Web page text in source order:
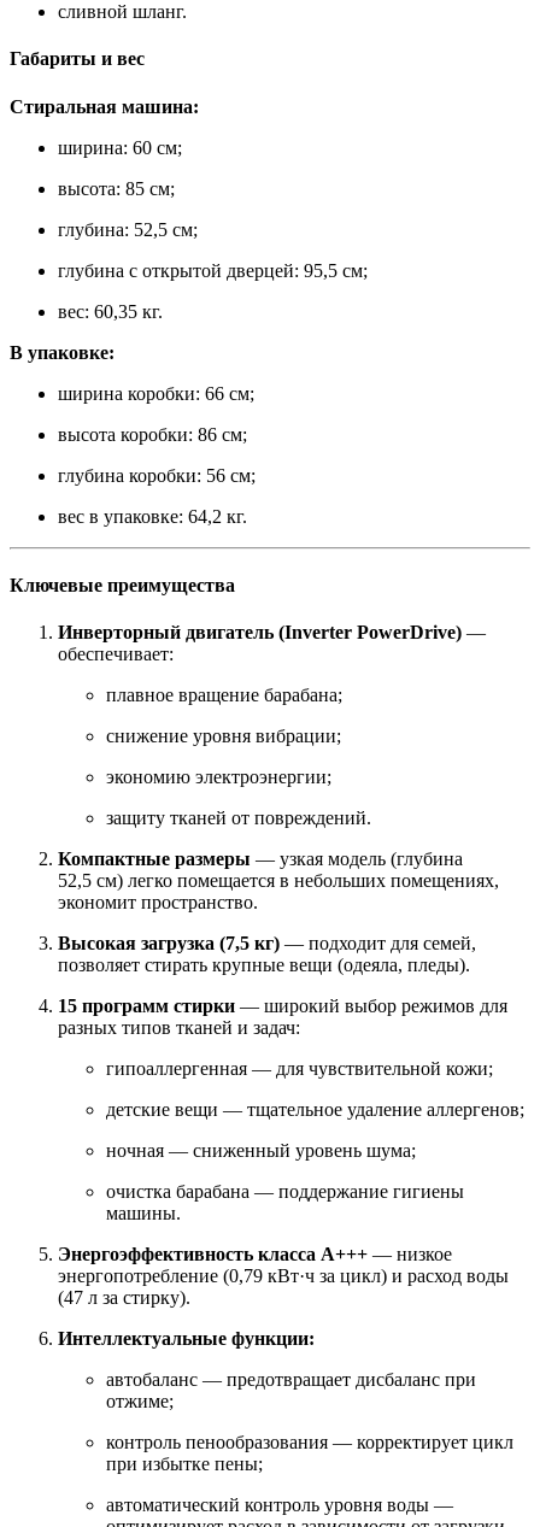
сливной шланг.
Габариты и вес
Стиральная машина:
ширина: 60 см;
высота: 85 см;
глубина: 52,5 см;
глубина с открытой дверцей: 95,5 см;
вес: 60,35 кг.
В упаковке:
ширина коробки: 66 см;
высота коробки: 86 см;
глубина коробки: 56 см;
вес в упаковке: 64,2 кг.
Ключевые преимущества
Инверторный двигатель (Inverter PowerDrive) —
обеспечивает:
плавное вращение барабана;
снижение уровня вибрации;
экономию электроэнергии;
защиту тканей от повреждений.
Компактные размеры — узкая модель (глубина
52,5 см) легко помещается в небольших помещениях,
экономит пространство.
Высокая загрузка (7,5 кг) — подходит для семей,
позволяет стирать крупные вещи (одеяла, пледы).
15 программ стирки — широкий выбор режимов для
разных типов тканей и задач:
гипоаллергенная — для чувствительной кожи;
детские вещи — тщательное удаление аллергенов;
ночная — сниженный уровень шума;
очистка барабана — поддержание гигиены
машины.
Энергоэффективность класса A+++ — низкое
энергопотребление (0,79 кВт·ч за цикл) и расход воды
(47 л за стирку).
Интеллектуальные функции:
автобаланс — предотвращает дисбаланс при
отжиме;
контроль пенообразования — корректирует цикл
при избытке пены;
автоматический контроль уровня воды —